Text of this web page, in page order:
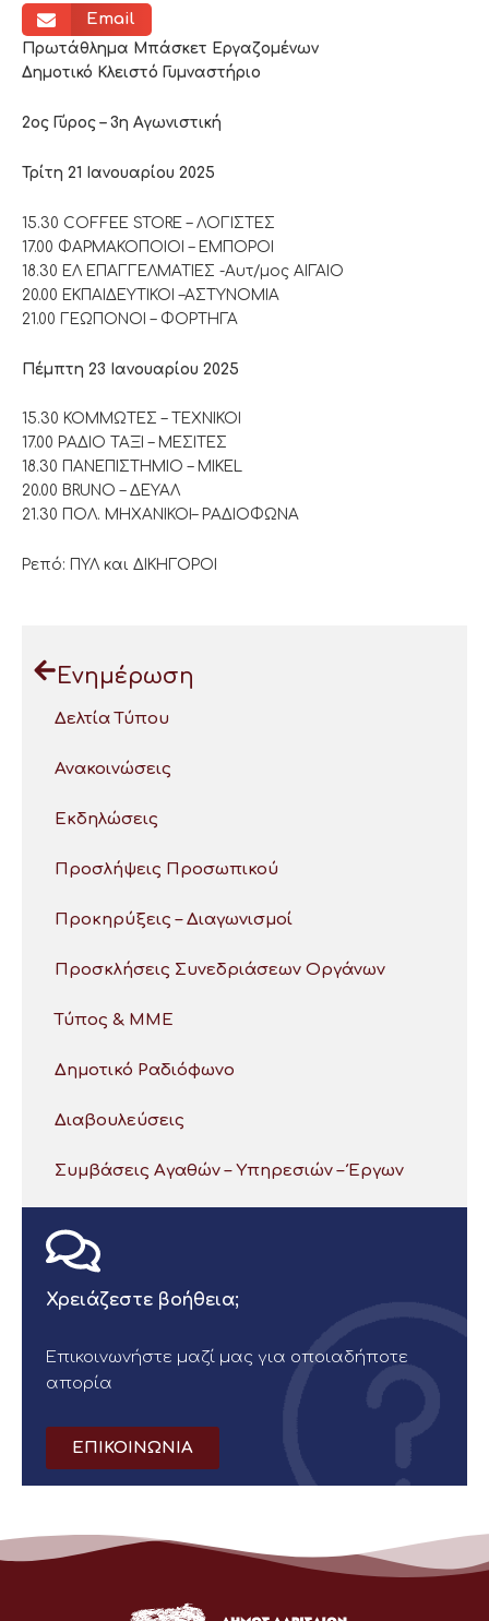
Email
Πρωτάθλημα Μπάσκετ Εργαζομένων
Δημοτικό Κλειστό Γυμναστήριο
2ος Γύρος – 3η Αγωνιστική
Τρίτη 21 Ιανουαρίου 2025
15.30 COFFEE STORE – ΛΟΓΙΣΤΕΣ
17.00 ΦΑΡΜΑΚΟΠΟΙΟΙ – ΕΜΠΟΡΟΙ
18.30 ΕΛ ΕΠΑΓΓΕΛΜΑΤΙΕΣ -Αυτ/μος ΑΙΓΑΙΟ
20.00 ΕΚΠΑΙΔΕΥΤΙΚΟΙ –ΑΣΤΥΝΟΜΙΑ
21.00 ΓΕΩΠΟΝΟΙ – ΦΟΡΤΗΓΑ
Πέμπτη 23 Ιανουαρίου 2025
15.30 ΚΟΜΜΩΤΕΣ – ΤΕΧΝΙΚΟΙ
17.00 ΡΑΔΙΟ ΤΑΞΙ – ΜΕΣΙΤΕΣ
18.30 ΠΑΝΕΠΙΣΤΗΜΙΟ – MIKEL
20.00 BRUNO – ΔΕΥΑΛ
21.30 ΠΟΛ. ΜΗΧΑΝΙΚΟΙ– ΡΑΔΙΟΦΩΝΑ
Ρεπό: ΠΥΛ και ΔΙΚΗΓΟΡΟΙ
Ενημέρωση
Δελτία Τύπου
Ανακοινώσεις
Εκδηλώσεις
Προσλήψεις Προσωπικού
Προκηρύξεις – Διαγωνισμοί
Προσκλήσεις Συνεδριάσεων Οργάνων
Τύπος & ΜΜΕ
Δημοτικό Ραδιόφωνο
Διαβουλεύσεις
Συμβάσεις Αγαθών – Υπηρεσιών – Έργων
Χρειάζεστε βοήθεια;
Επικοινωνήστε μαζί μας για οποιαδήποτε
απορία
ΕΠΙΚΟΙΝΩΝΙΑ